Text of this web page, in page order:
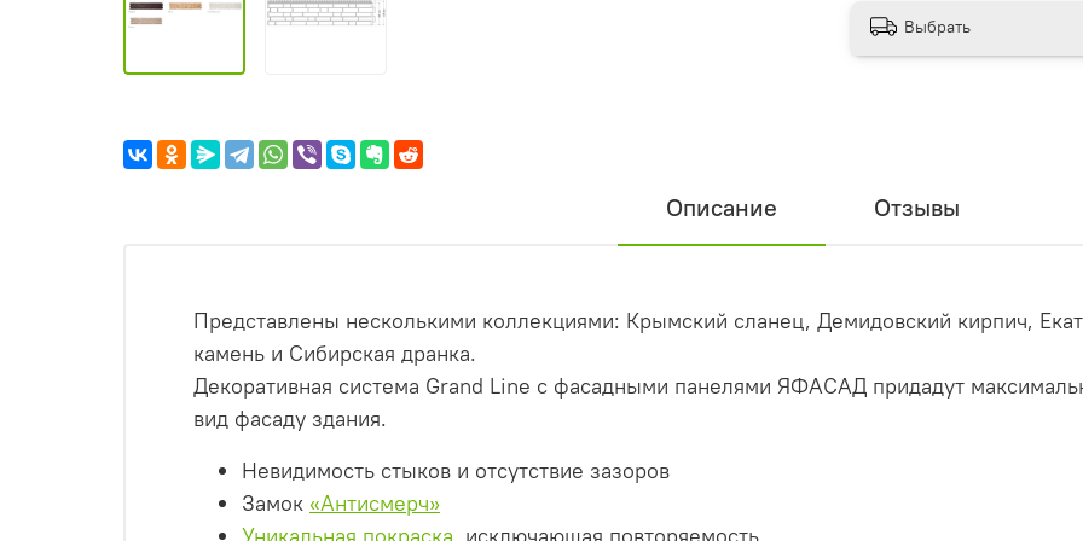
Выбрать
Описание Отзывы
Представлены несколькими коллекциями: Крымский сланец, Демидовский кирпич,
камень и Сибирская дранка.
Декоративная система Grand Line с фасадными панелями ЯФАСАД придадут
вид фасаду здания.
Невидимость стыков и отсутствие зазоров
Замок «Антисмерч»